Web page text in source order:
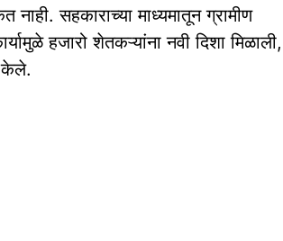
नाही. सहकाराच्या माध्यमातून ग्रामीण
हजारो शेतकऱ्यांना नवी दिशा मिळाली,
केले.